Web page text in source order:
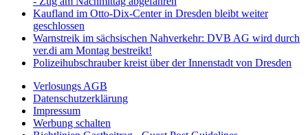
Kaufland im Otto-Dix-Center in Dresden bleibt weiter
geschlossen
Warnstreik im sächsischen Nahverkehr: DVB AG wird durch
ver.di am Montag bestreikt!
Polizeihubschrauber kreist über der Innenstadt von Dresden
Verlosungs AGB
Datenschutzerklärung
Impressum
Werbung schalten